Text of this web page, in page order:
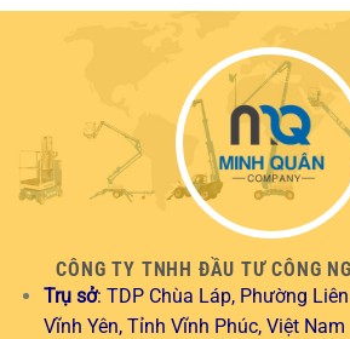
CÔNG TY TNHH ĐẦU TƯ CÔNG
Trụ sở: TDP Chùa Láp, Phường
Vĩnh Yên, Tỉnh Vĩnh Phúc, Việt Nam